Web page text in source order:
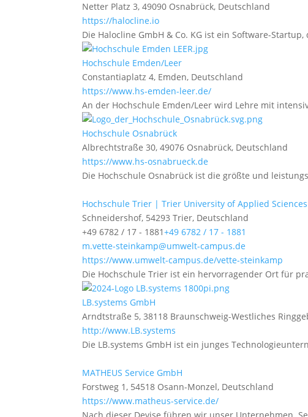
Netter Platz 3, 49090 Osnabrück, Deutschland
https://halocline.io
Die Halocline GmbH & Co. KG ist ein Software-
Hochschule Emden/Leer
Constantiaplatz 4, Emden, Deutschland
https://www.hs-emden-leer.de/
An der Hochschule Emden/Leer wird Lehre mit
Hochschule Osnabrück
Albrechtstraße 30, 49076 Osnabrück, Deutschland
https://www.hs-osnabrueck.de
Die Hochschule Osnabrück ist die größte und
Hochschule Trier | Trier University of Applied Sciences
Schneidershof, 54293 Trier, Deutschland
+49 6782 / 17 - 1881+49 6782 / 17 - 1881
m.vette-steinkamp@umwelt-campus.de
https://www.umwelt-campus.de/vette-steinkamp
Die Hochschule Trier ist ein hervorragender Ort für
LB.systems GmbH
Arndtstraße 5, 38118 Braunschweig-Westliches
http://www.LB.systems
Die LB.systems GmbH ist ein junges
MATHEUS Service GmbH
Forstweg 1, 54518 Osann-Monzel, Deutschland
https://www.matheus-service.de/